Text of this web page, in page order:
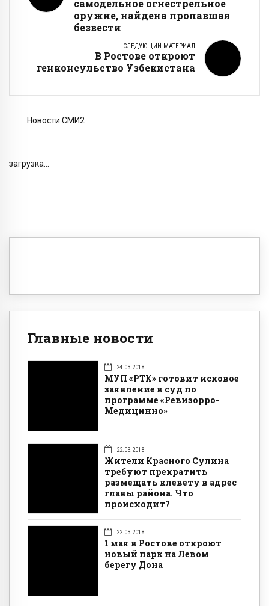
самодельное огнестрельное
оружие, найдена пропавшая
безвести
СЛЕДУЮЩИЙ МАТЕРИАЛ
В Ростове откроют
генконсульство Узбекистана
Новости СМИ2
загрузка...
Главные новости
24.03.2018
МУП «РТК» готовит исковое
заявление в суд по
программе «Ревизорро-
Медицинно»
22.03.2018
Жители Красного Сулина
требуют прекратить
размещать клевету в адрес
главы района. Что
происходит?
22.03.2018
1 мая в Ростове откроют
новый парк на Левом
берегу Дона